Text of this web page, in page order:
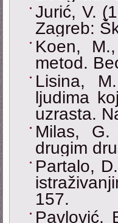
Jurić, V.
Zagreb:
Koen,
metod.
Lisina,
ljudima
uzrasta.
Milas,
drugim
Partalo,
157.
Pavlović,